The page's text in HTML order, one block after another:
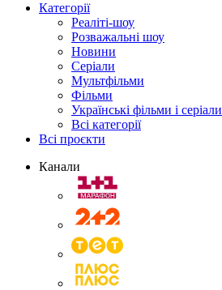
Категорії
Реаліті-шоу
Розважальні шоу
Новини
Серіали
Мультфільми
Фільми
Українські фільми і серіали
Всі категорії
Всі проєкти
Канали